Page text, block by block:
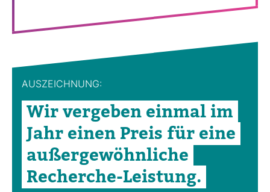
AUS­ZEICH­NUNG:
Wir ver­geben einmal im
Jahr einen Preis für eine
außer­ge­wöhn­liche
Recherche-​Leis­tung.